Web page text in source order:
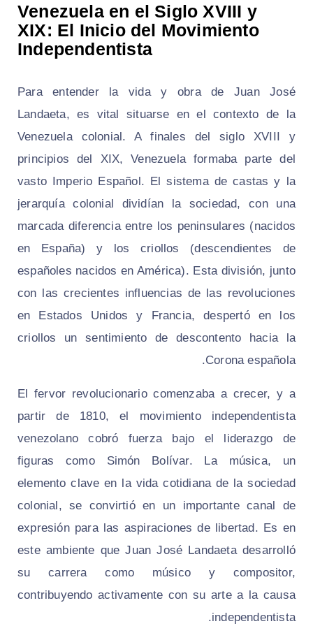
Venezuela en el Siglo XVIII y
XIX: El Inicio del Movimiento
Independentista
Para entender la vida y obra de Juan José
Landaeta, es vital situarse en el contexto de la
Venezuela colonial. A finales del siglo XVIII y
principios del XIX, Venezuela formaba parte del
vasto Imperio Español. El sistema de castas y la
jerarquía colonial dividían la sociedad, con una
marcada diferencia entre los peninsulares (nacidos
en España) y los criollos (descendientes de
españoles nacidos en América). Esta división, junto
con las crecientes influencias de las revoluciones
en Estados Unidos y Francia, despertó en los
criollos un sentimiento de descontento hacia la
Corona española.
El fervor revolucionario comenzaba a crecer, y a
partir de 1810, el movimiento independentista
venezolano cobró fuerza bajo el liderazgo de
figuras como Simón Bolívar. La música, un
elemento clave en la vida cotidiana de la sociedad
colonial, se convirtió en un importante canal de
expresión para las aspiraciones de libertad. Es en
este ambiente que Juan José Landaeta desarrolló
su carrera como músico y compositor,
contribuyendo activamente con su arte a la causa
independentista.